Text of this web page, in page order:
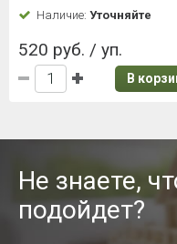
Наличие: Уточняйте
520 руб. / уп.
В
Не знаете,
подойдет?